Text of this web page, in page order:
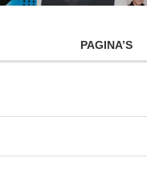
PAGINA’S